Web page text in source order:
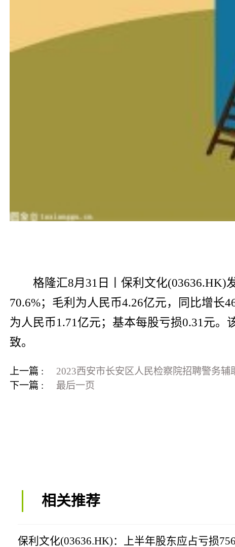
格隆汇8月31日丨保利文化(03636.HK)
70.6%；毛利为人民币4.26亿元，同比增长
为人民币1.71亿元；基本每股亏损0.31元
致。
上一篇 :
2023西安市长安区人民检察院招聘警务辅
下一篇 :
最后一页
相关推荐
保利文化(03636.HK)：上半年股东应占亏损